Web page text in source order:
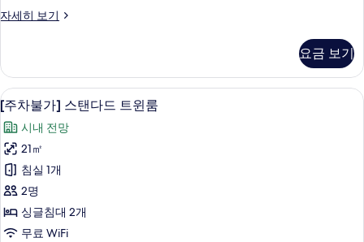
싱
룸
사
진
모
두
보
기
자세히 보기
[주
스
탠
다
드
싱
글
룸
자
세
히
보
기
요금 보기
[주
차
불
가]
스
탠
다
[주차불가] 스탠다드 트윈룸 | 객실 내
8
[주차불가] 스탠다드 트윈룸
시내 전망
21㎡
침실 1개
2명
싱글침대 2개
무료 WiFi